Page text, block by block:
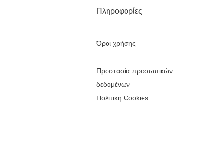
Πληροφορίες
Όροι χρήσης
Προστασία προσωπικών
δεδομένων
Πολιτική Cookies